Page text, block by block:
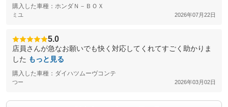
購入した車種：ホンダＮ－ＢＯＸ
ミユ 2026年07月22日
5.0
店員さんが急なお願いでも快く対応してくれてすごく助かりま
した もっと見る
購入した車種：ダイハツムーヴコンテ
つー 2026年03月02日